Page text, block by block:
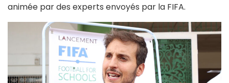
animée par des experts envoyés par la FIFA.